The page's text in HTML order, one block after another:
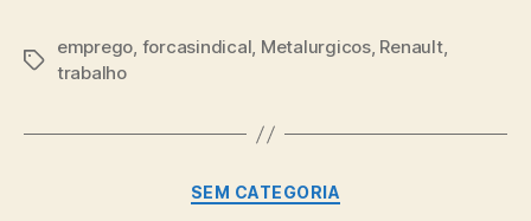
Tags
emprego, forcasindical, Metalurgicos, Renault,
trabalho
Categorias
SEM CATEGORIA